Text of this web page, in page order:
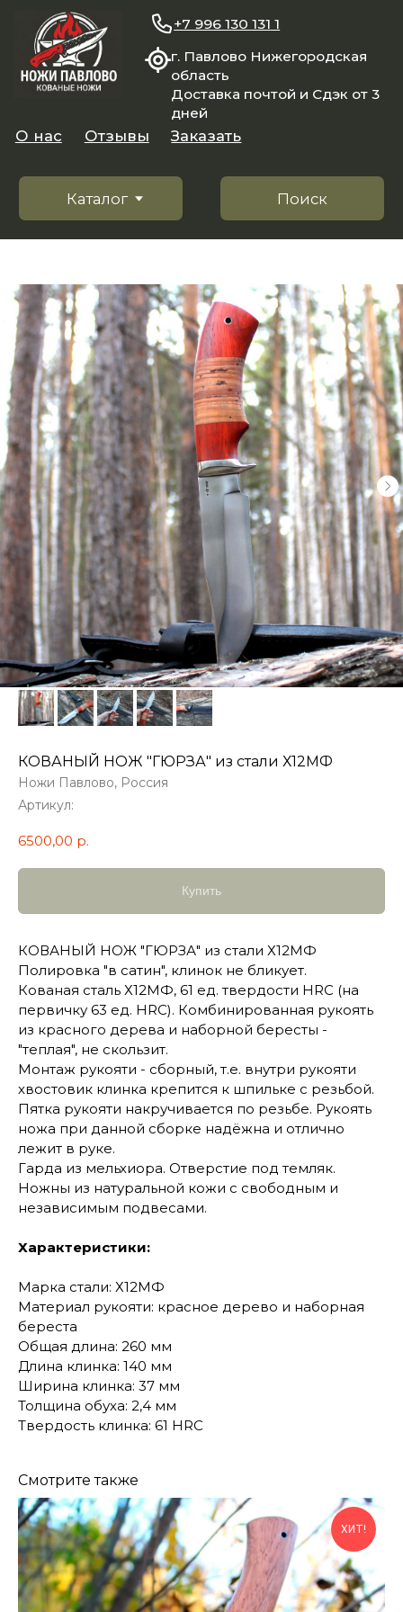
область
Доставка почтой и Сдэк от 3
Поиск
Каталог
Заказать
+7 996 130 131 1
КОВАНЫЙ НОЖ "ГЮРЗА" из стали Х12МФ
Ножи Павлово, Россия
Артикул:
6500,00 р.
Купить
КОВАНЫЙ НОЖ "ГЮРЗА" из стали Х12МФ
Полировка "в сатин", клинок не бликует.
Кованая сталь Х12МФ, 61 ед. твердости HRC (на
первичку 63 ед. HRC). Комбинированная рукоять
из красного дерева и наборной бересты -
"теплая", не скользит.
Монтаж рукояти - сборный, т.е. внутри рукояти
хвостовик клинка крепится к шпильке с резьбой.
Пятка рукояти накручивается по резьбе. Рукоять
ножа при данной сборке надёжна и отлично
лежит в руке.
Гарда из мельхиора. Отверстие под темляк.
Ножны из натуральной кожи с свободным и
независимым подвесами.
Характеристики:
Марка стали: Х12МФ
Материал рукояти: красное дерево и наборная
береста
Общая длина: 260 мм
Длина клинка: 140 мм
Ширина клинка: 37 мм
Толщина обуха: 2,4 мм
Твердость клинка: 61 HRC
Смотрите также
ХИТ!
КОНТАКТЫ